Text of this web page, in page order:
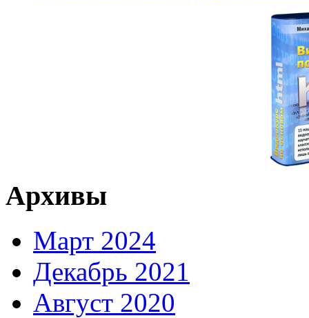
Архивы
Март 2024
Декабрь 2021
Август 2020